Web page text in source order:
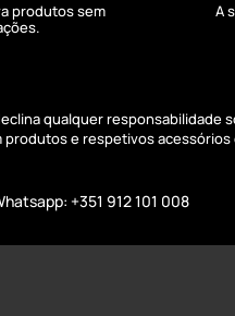
produtos sem
A
qualquer responsabilidade
e respetivos
+351 912 101 008